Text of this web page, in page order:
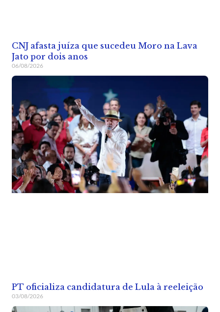
CNJ afasta juíza que sucedeu Moro na Lava
Jato por dois anos
06/08/2026
PT oficializa candidatura de Lula à reeleição
03/08/2026